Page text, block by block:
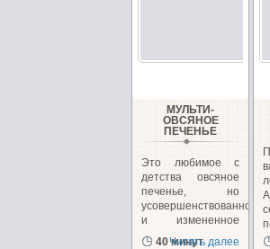
МУЛЬТИ-
ОВСЯНОЕ
ПЕЧЕНЬЕ
Это любимое с
детства овсяное
печенье, но
усовершенствованное
и измененное
для...
40 минут
Читать далее